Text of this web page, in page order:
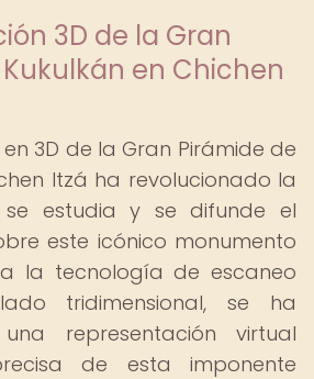
3D de la Gran
en Chichen
3D de la Gran Pirámide de
Itzá ha revolucionado la
estudia y se difunde el
este icónico monumento
la tecnología de escaneo
tridimensional, se ha
representación virtual
de esta imponente